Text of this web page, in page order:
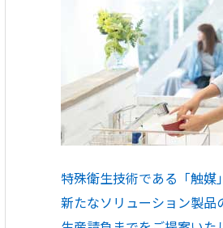
特殊衛生技術である「触媒
新たなソリューション製品